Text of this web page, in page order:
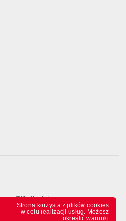
Strona korzysta z plików cookies
w celu realizacji usług. Możesz
określić warunki
8/1, Kraków